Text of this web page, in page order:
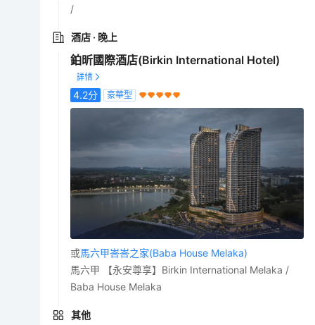
/
酒店 · 晚上
鉑昕國際酒店(Birkin International Hotel)
4.2分 豪華型
或馬六甲峇峇之家(Baba House Melaka)
馬六甲 【永安尊享】Birkin International Melaka /
Baba House Melaka
其他